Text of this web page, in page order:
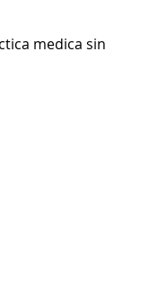
medica sin